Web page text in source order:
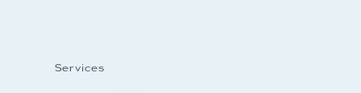
Services